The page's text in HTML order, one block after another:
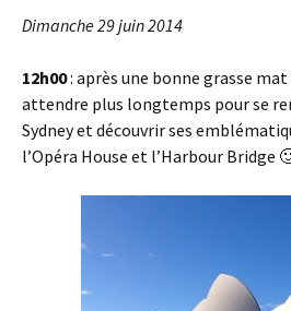
Dimanche 29 juin 2014
12h00: après une bonne grasse
attendre plus longtemps pour se
Sydney et découvrir ses
l’Opéra House et l’Harbour Bridge